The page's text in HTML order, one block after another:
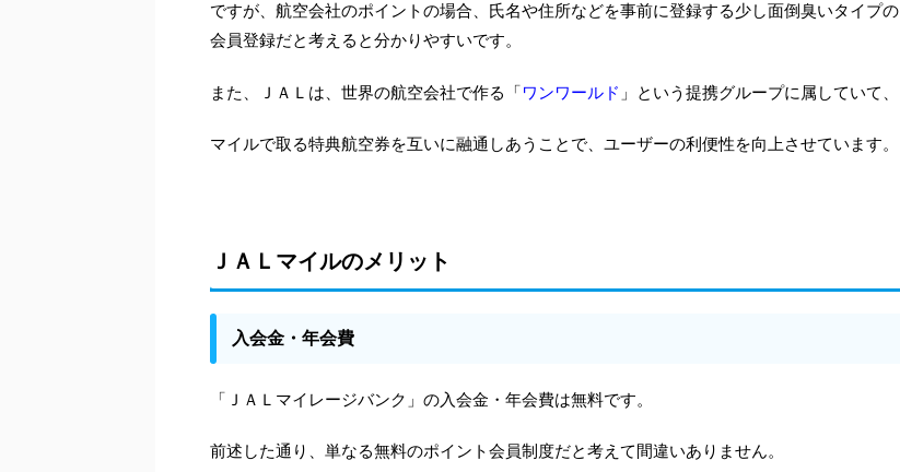
ですが、航空会社のポイントの場合、氏名や住所などを事前に登録する少し面倒臭いタイプの
会員登録だと考えると分かりやすいです。
また、ＪＡＬは、世界の航空会社で作る「ワンワールド 」という提携グループに属していて、
マイルで取る特典航空券を互いに融通しあうことで、ユーザーの利便性を向上させています。
ＪＡＬマイルのメリット
入会金・年会費
「ＪＡＬマイレージバンク」 の入会金・年会費は無料です。
前述した通り、単なる無料のポイント会員制度だと考えて間違いありません。